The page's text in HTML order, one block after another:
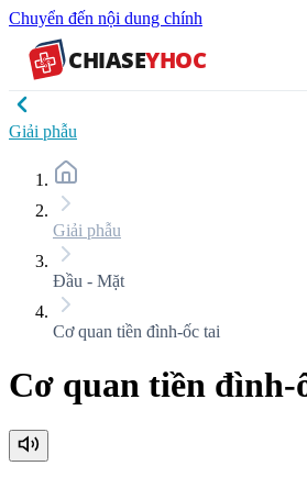
Chuyển đến nội dung chính
CHIASEYHOC
Giải phẫu
Giải phẫu
Đầu - Mặt
Cơ quan tiền đình-ốc tai
Cơ quan tiền đình-